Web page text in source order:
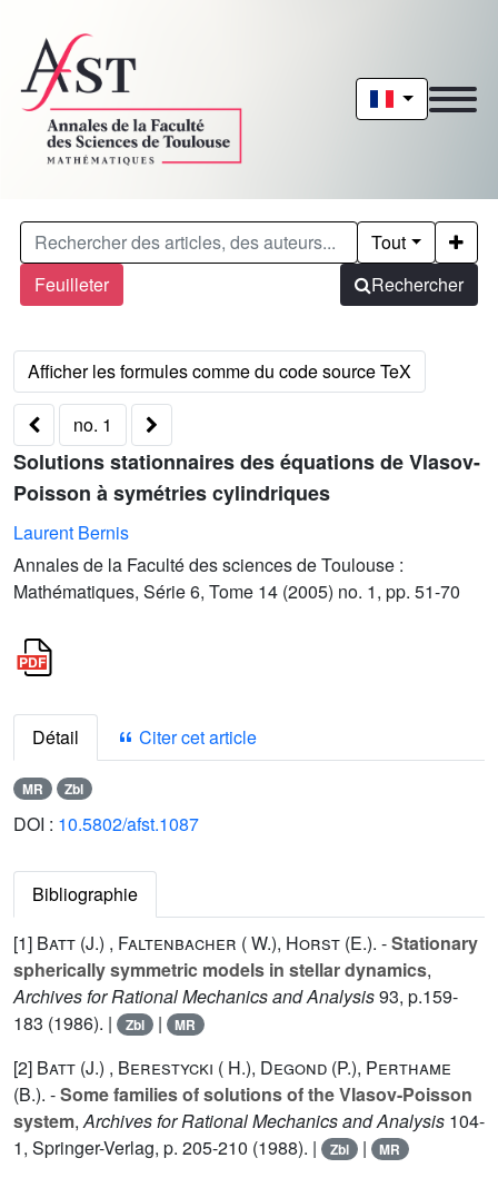
Feuilleter
Tout
Rechercher
no. 1
Solutions stationnaires des équations de Vlasov-
Poisson à symétries cylindriques
Laurent Bernis
Annales de la Faculté des sciences de Toulouse :
Mathématiques, Série 6, Tome 14 (2005) no. 1, pp. 51-70
Détail Citer cet article
MR Zbl
DOI : 10.5802/afst.1087
Bibliographie
[1] Batt (J.) , Faltenbacher ( W.), Horst (E.). -Stationary
spherically symmetric models in stellar dynamics,
Archives for Rational Mechanics and Analysis93, p.159-
183 (1986). |
Zbl | MR
[2] Batt (J.) , Berestycki ( H.), Degond (P.), Perthame
(B.). -Some families of solutions of the Vlasov-Poisson
system,Archives for Rational Mechanics and Analysis 104-
1, Springer-Verlag, p. 205-210 (1988). |
Zbl | MR